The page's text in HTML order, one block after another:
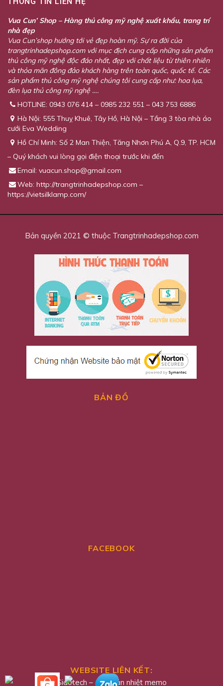
Vua Cun’ Shop – Hàng thủ công mỹ nghệ xuất khẩu, trang trí
nhà đẹp
Vua Cun’shop hướng tới vẻ đẹp hoàn mỹ. Sự ra đời của
trangtrinhadepshop.com với mục địch cung cấp những sản phẩm
thủ công mỹ nghệ độc đáo nhất, đẹp với chất liệu từ thiên nhiên
và thỏa mãn đông đảo khách hàng trên toàn quốc, quốc tế. Các
sản phẩm thủ công mỹ nghệ chúng tôi cung cấp như: hoa lụa,
đèn lụa thủ công mỹ nghệ ….
HOTLINE: 0943 076 414 – 0985 232 551 – 043 753 6886
Hà Nội: 555 Thuỵ Khuê, Tây Hồ, Hà Nội – Tầng 3 tòa nhà áo
cưới Eva Wedding
Hồ Chí Minh: Số 2 Man Thiện, Tăng Nhơn Phú A, Q.9, TP. HCM
– Quý khách vui lòng gọi điện thoại trước khi đến
Email: vuacun.shop@gmail.com
Web: http://trangtrinhadepshop.com –
https://vietsilklamp.com/
Bản quyền 2021 © thuộc Trangtrinhadepshop.com
BẢN ĐỒ
FACEBOOK
WEBSITE LIÊN KẾT:
Sidotech – quạt tản nhiệt memo